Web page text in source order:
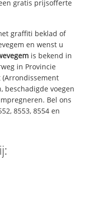
gratis prijsofferte
graffiti beklad of
en wenst u
is bekend in
in Provincie
beschadigde voegen
Bel ons
8553, 8554 en